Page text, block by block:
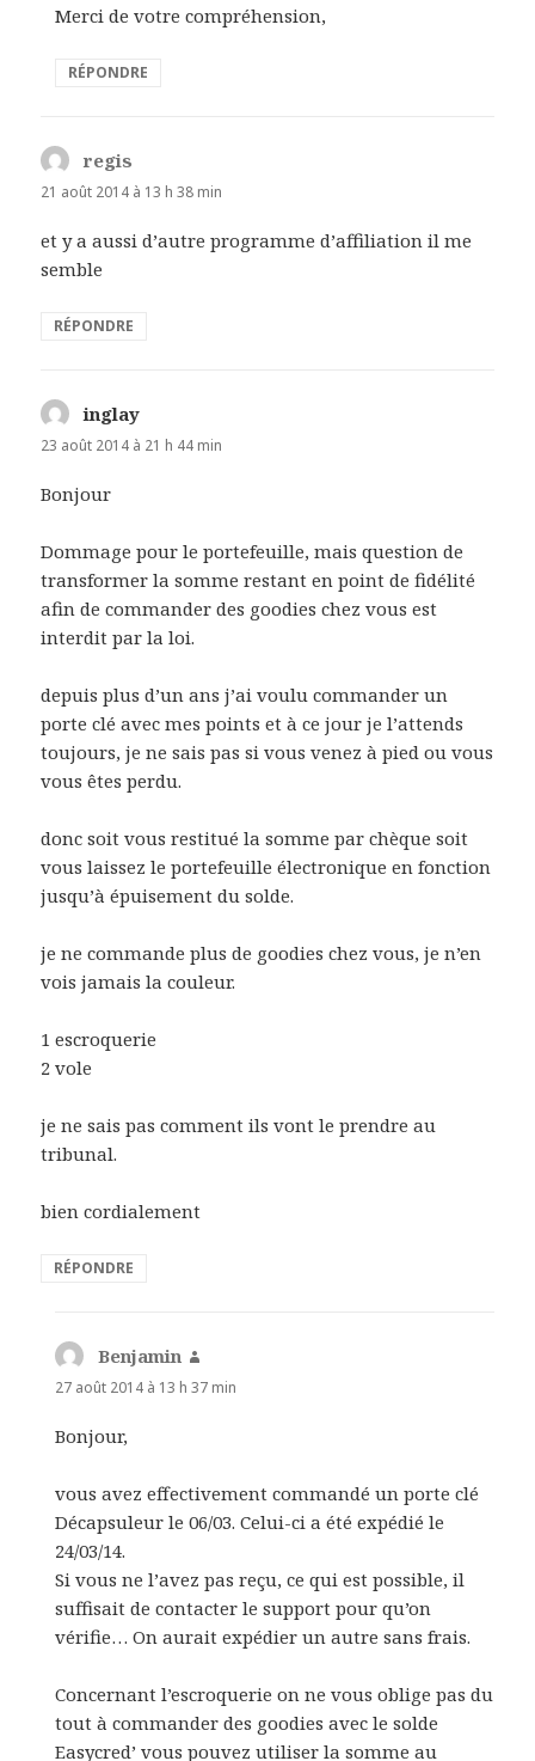
Merci de votre compréhension,
RÉPONDRE
regis
21 août 2014 à 13 h 38 min
et y a aussi d’autre programme d’affiliation il me
semble
RÉPONDRE
inglay
23 août 2014 à 21 h 44 min
Bonjour
Dommage pour le portefeuille, mais question de
transformer la somme restant en point de fidélité
afin de commander des goodies chez vous est
interdit par la loi.
depuis plus d’un ans j’ai voulu commander un
porte clé avec mes points et à ce jour je l’attends
toujours, je ne sais pas si vous venez à pied ou vous
vous êtes perdu.
donc soit vous restitué la somme par chèque soit
vous laissez le portefeuille électronique en fonction
jusqu’à épuisement du solde.
je ne commande plus de goodies chez vous, je n’en
vois jamais la couleur.
1 escroquerie
2 vole
je ne sais pas comment ils vont le prendre au
tribunal.
bien cordialement
RÉPONDRE
Benjamin
27 août 2014 à 13 h 37 min
Bonjour,
vous avez effectivement commandé un porte clé
Décapsuleur le 06/03. Celui-ci a été expédié le
24/03/14.
Si vous ne l’avez pas reçu, ce qui est possible, il
suffisait de contacter le support pour qu’on
vérifie… On aurait expédier un autre sans frais.
Concernant l’escroquerie on ne vous oblige pas du
tout à commander des goodies avec le solde
Easycred’ vous pouvez utiliser la somme au